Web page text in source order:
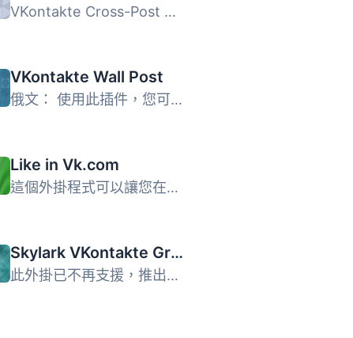
VKontakte Cross-Post 是一個 WordPress 外掛，允許您直接從...
VKontakte Wall Post
俄文： 使用此插件，您可以在您自己的 VKontakte 個人牆或群...
Like in Vk.com
這個外掛程式可以讓您在每篇網誌文章上添加「我喜歡」按鈕，...
Skylark VKontakte Group Wall Publisher
此外掛已不再支援，推出了一個名為： Vkontakte Cross-Post V...